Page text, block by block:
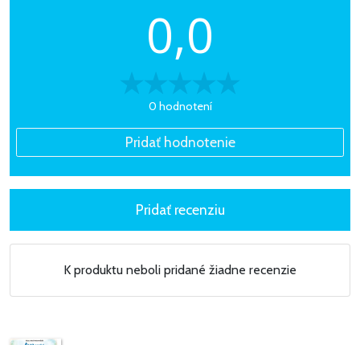
0,0
0 hodnotení
K produktu neboli pridané žiadne recenzie